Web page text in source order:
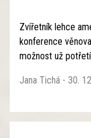
Zvířetník lehce
konference
možnost už
Jana Tichá - 30.